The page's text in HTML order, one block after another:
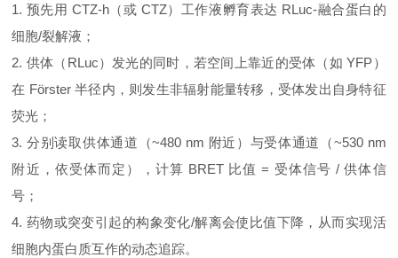
1. 预先用 CTZ‑h（或 CTZ）工作液孵育表达 RLuc‑融合蛋白的
细胞/裂解液；
2. 供体（RLuc）发光的同时，若空间上靠近的受体（如 YFP）
在 Förster 半径内，则发生非辐射能量转移，受体发出自身特征
荧光；
3. 分别读取供体通道（~480 nm 附近）与受体通道（~530 nm
附近，依受体而定），计算 BRET 比值 = 受体信号 / 供体信
号；
4. 药物或突变引起的构象变化/解离会使比值下降，从而实现活
细胞内蛋白质互作的动态追踪。